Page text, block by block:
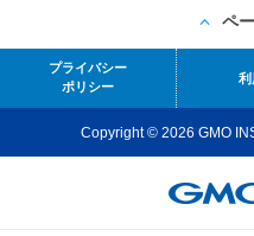
ペ
プライバシー
ポリシー
利
Copyright © 2026 GMO